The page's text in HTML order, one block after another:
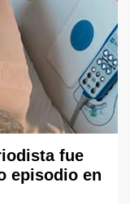
fue
episodio en